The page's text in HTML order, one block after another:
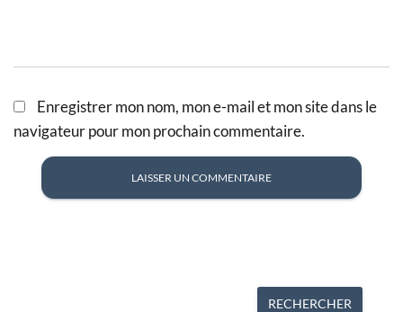
Enregistrer mon nom, mon e-mail et mon site dans le
navigateur pour mon prochain commentaire.
RECHERCHER